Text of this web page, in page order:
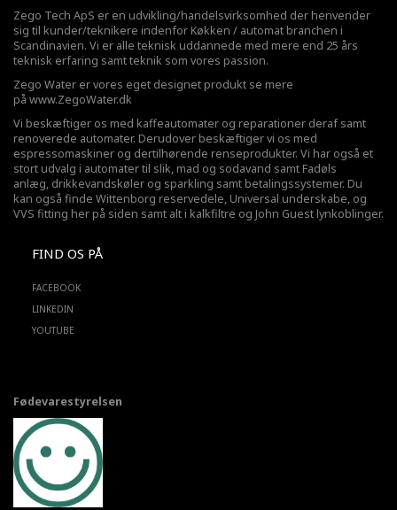
Zego Tech ApS er en udvikling/handelsvirksomhed der henvender
sig til kunder/teknikere indenfor Køkken / automat branchen i
Scandinavien. Vi er alle teknisk uddannede med mere end 25 års
teknisk erfaring samt teknik som vores passion.
Zego Water er vores eget designet produkt se mere
på www.ZegoWater.dk
Vi beskæftiger os med kaffeautomater og reparationer deraf samt
renoverede automater. Derudover beskæftiger vi os med
espressomaskiner og dertilhørende renseprodukter. Vi har også et
stort udvalg i automater til slik, mad og sodavand samt Fadøls
anlæg, drikkevandskøler og sparkling samt betalingssystemer. Du
kan også finde Wittenborg reservedele, Universal underskabe, og
VVS fitting her på siden samt alt i kalkfiltre og John Guest lynkoblinger.
FIND OS PÅ
FACEBOOK
LINKEDIN
YOUTUBE
Fødevarestyrelsen